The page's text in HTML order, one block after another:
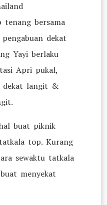
tenang bersama
dekat
Yayi berlaku
Apri pukal,
dekat langit &
buat piknik
top. Kurang
sewaktu tatkala
menyekat